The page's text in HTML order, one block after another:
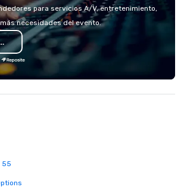
on superb hiking,
wine. We also have
on-site coordination.
executive gatherings
Spanish, and English,
para servicios A/V, entretenimiento,
necesidades del evento.
55